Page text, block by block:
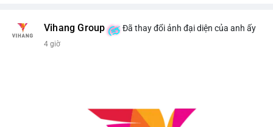
Vihang Group Đã thay đổi ảnh đại diện của anh ấy
4 giờ